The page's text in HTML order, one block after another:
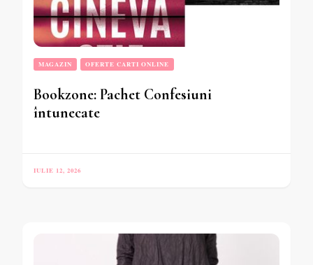
MAGAZIN OFERTE CARTI ONLINE
Bookzone: Pachet Confesiuni
întunecate
IULIE 12, 2026